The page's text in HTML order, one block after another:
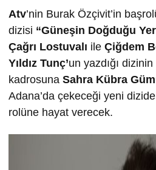
Atv’nin Burak Özçivit’in
dizisi “Güneşin Doğduğu
Çağrı Lostuvalı ile Çiğdem
Yıldız Tunç’un yazdığı
kadrosuna Sahra Kübra
Adana’da çekeceği yeni
rolüne hayat verecek.